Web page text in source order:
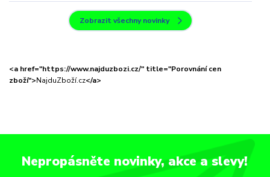
Zobrazit všechny novinky
<a href="https://www.najduzbozi.cz/" title="Porovnání cen
zboží">NajduZboží.cz</a>
Nepropásněte novinky, akce a slevy!